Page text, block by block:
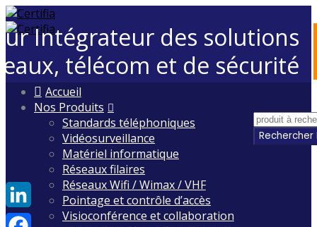
Intégrateur des solutions
télécom et de sécurité
Skip
Accueil
Nos Produits
Standards téléphoniques
Vidéosurveillance
Matériel informatique
Réseaux filaires
Réseaux Wifi / Wimax / VHF
Pointage et contrôle d’accès
Visioconférence et collaboration
LinkedIn